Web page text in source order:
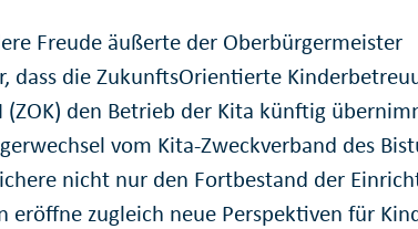
Freude äußerte der Oberbürgermeister
dass die ZukunftsOrientierte
(ZOK) den Betrieb der Kita künftig
vom Kita-Zweckverband des
nicht nur den Fortbestand der
eröffne zugleich neue Perspektiven für